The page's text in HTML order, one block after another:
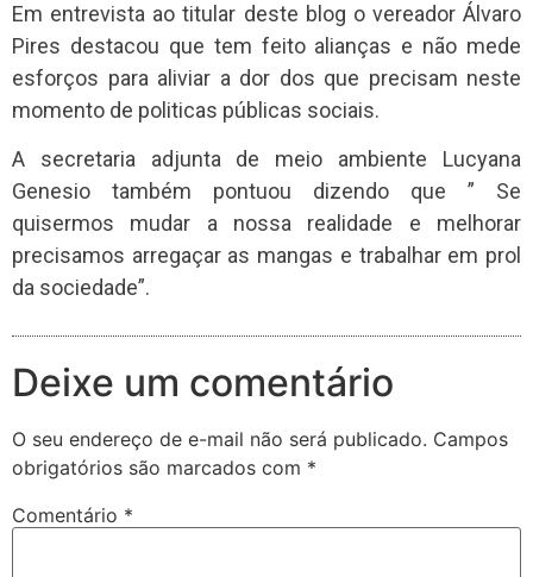
Em entrevista ao titular deste blog o vereador Álvaro
Pires destacou que tem feito alianças e não mede
esforços para aliviar a dor dos que precisam neste
momento de politicas públicas sociais.
A secretaria adjunta de meio ambiente Lucyana
Genesio também pontuou dizendo que ” Se
quisermos mudar a nossa realidade e melhorar
precisamos arregaçar as mangas e trabalhar em prol
da sociedade”.
Deixe um comentário
O seu endereço de e-mail não será publicado. Campos
obrigatórios são marcados com *
Comentário *